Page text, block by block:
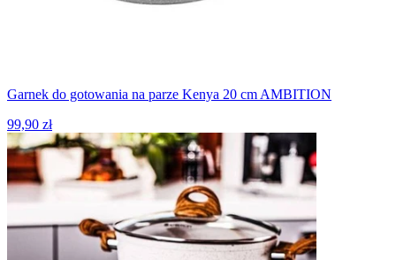
Garnek do gotowania na parze Kenya 20 cm AMBITION
99,90 zł